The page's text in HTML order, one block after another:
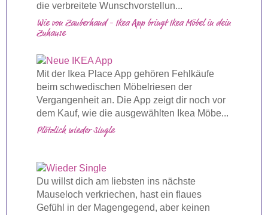
die verbreitete Wunschvorstellun...
Wie von Zauberhand - Ikea App bringt Ikea Möbel in dein
Zuhause
Mit der Ikea Place App gehören Fehlkäufe
beim schwedischen Möbelriesen der
Vergangenheit an. Die App zeigt dir noch vor
dem Kauf, wie die ausgewählten Ikea Möbe...
Plötzlich wieder Single
Du willst dich am liebsten ins nächste
Mauseloch verkriechen, hast ein flaues
Gefühl in der Magengegend, aber keinen